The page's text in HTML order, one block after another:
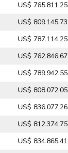
US$ 765.811,25
US$ 809.145,73
US$ 787.114,25
US$ 762.846,67
US$ 789.942,55
US$ 808.072,05
US$ 836.077,26
US$ 812.374,75
US$ 834.865,41